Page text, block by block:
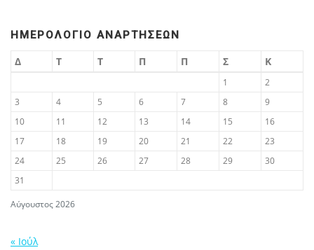
ΗΜΕΡΟΛΌΓΙΟ ΑΝΑΡΤΉΣΕΩΝ
Αύγουστος 2026
Δ Τ Τ Π Π Σ Κ
1
2
3
4 5 6 7 8
9
10
11 12 13 14 15
16
17
18 19 20 21 22
23
24
25 26 27 28 29
30
31
« Ιούλ